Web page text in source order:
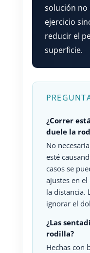
solución no
ejercicio
reducir el
superficie.
¿Correr
duele la
No
esté
casos se
ajustes en
la distancia.
ignorar el
¿Las
rodilla?
Hechas con